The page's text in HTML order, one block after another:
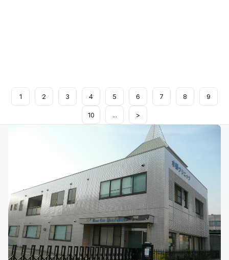
1 2 3 4 5 6 7 8 9
10 ... >